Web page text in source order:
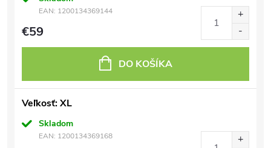
EAN: 1200134369144
€59
DO KOŠÍKA
Veľkosť: XL
Skladom
EAN: 1200134369168